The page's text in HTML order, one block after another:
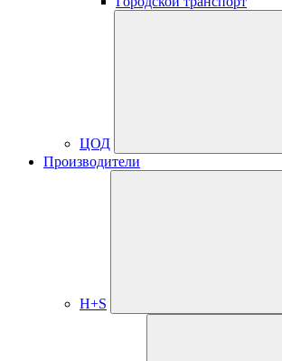
ЦОД
Производители
H+S